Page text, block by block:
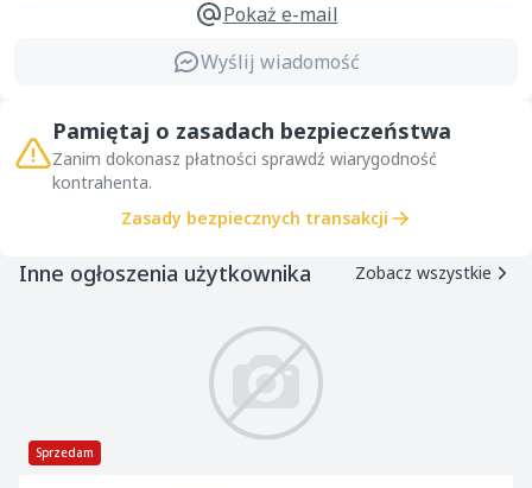
Pokaż e-mail
Wyślij wiadomość
Pamiętaj o zasadach bezpieczeństwa
Zanim dokonasz płatności sprawdź wiarygodność
kontrahenta.
Zasady bezpiecznych transakcji
Inne ogłoszenia użytkownika Zobacz wszystkie
Sprzedam